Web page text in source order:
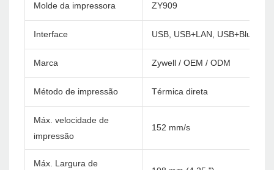
Molde da impressora ZY909
Interface USB, USB+LAN,
Marca Zywell / OEM / ODM
Método de impressão Térmica direta
Máx. velocidade de
impressão
152 mm/s
Máx. Largura de